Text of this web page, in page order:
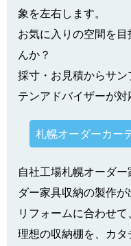
象を左右します。
お気に入りの空間を
んか？
採寸・お見積からサ
テンアドバイザーが対
札幌オーダーカー
自社工場札幌オーダ
ダー家具収納の製作
リフォームに合わせ
理想の収納棚を、カ